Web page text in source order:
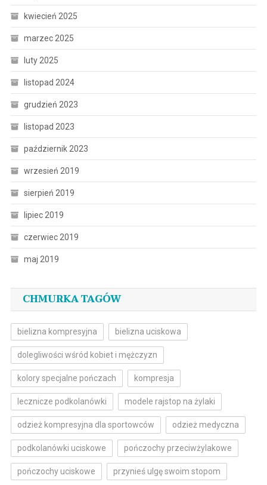
kwiecień 2025
marzec 2025
luty 2025
listopad 2024
grudzień 2023
listopad 2023
październik 2023
wrzesień 2019
sierpień 2019
lipiec 2019
czerwiec 2019
maj 2019
CHMURKA TAGÓW
bielizna kompresyjna bielizna uciskowa
dolegliwości wśród kobiet i mężczyzn
kolory specjalne pończach kompresja
lecznicze podkolanówki modele rajstop na żylaki
odzież kompresyjna dla sportowców odzież medyczna
podkolanówki uciskowe pończochy przeciwżylakowe
pończochy uciskowe przynieś ulgę swoim stopom